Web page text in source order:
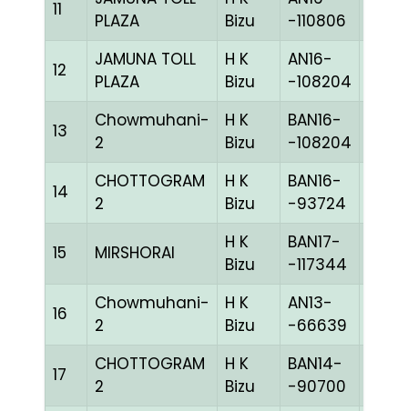
11
PLAZA
Bizu
-110806
12
JAMUNA TOLL
PLAZA
H K
Bizu
AN16-
-108204
13
Chowmuhani-
2
H K
Bizu
BAN16-
-108204
14
CHOTTOGRAM
2
H K
Bizu
BAN16-
-93724
15 MIRSHORAI
H K
Bizu
BAN17-
-117344
16
Chowmuhani-
2
H K
Bizu
AN13-
-66639
17
CHOTTOGRAM
2
H K
Bizu
BAN14-
-90700